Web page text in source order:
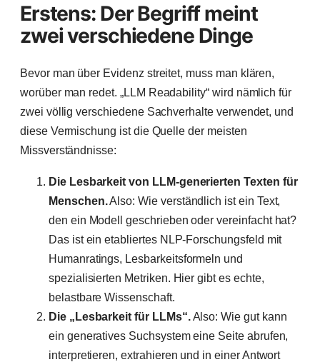
Erstens: Der Begriff meint
zwei verschiedene Dinge
Bevor man über Evidenz streitet, muss man klären,
worüber man redet. „LLM Readability“ wird nämlich für
zwei völlig verschiedene Sachverhalte verwendet, und
diese Vermischung ist die Quelle der meisten
Missverständnisse:
Die Lesbarkeit von LLM-generierten Texten für
Menschen.Also: Wie verständlich ist ein Text,
den ein Modell geschrieben oder vereinfacht hat?
Das ist ein etabliertes NLP-Forschungsfeld mit
Humanratings, Lesbarkeitsformeln und
spezialisierten Metriken. Hier gibt es echte,
belastbare Wissenschaft.
Die „Lesbarkeit für LLMs“.Also: Wie gut kann
ein generatives Suchsystem eine Seite abrufen,
interpretieren, extrahieren und in einer Antwort